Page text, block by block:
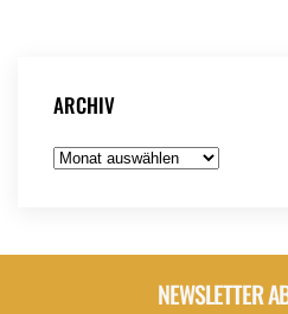
ARCHIV
Archiv
NEWSLETTER